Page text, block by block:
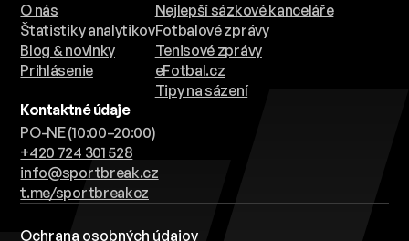
O nás
Štatistiky analytikov
Blog & novinky
Prihlásenie
Nejlepší sázkové kanceláře
Fotbalové zprávy
Tenisové zprávy
eFotbal.cz
Tipy na sázení
Kontaktné údaje
PO-NE (10:00–20:00)
+420 724 301 528
info@sportbreak.cz
t.me/sportbreakcz
Ochrana osobných údajov